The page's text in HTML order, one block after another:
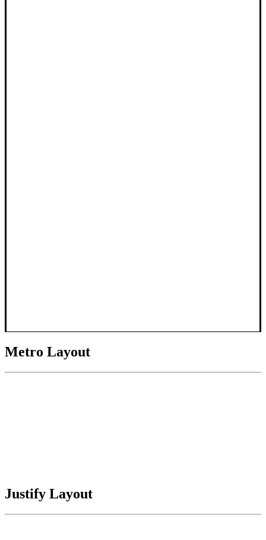
Metro Layout
Justify Layout